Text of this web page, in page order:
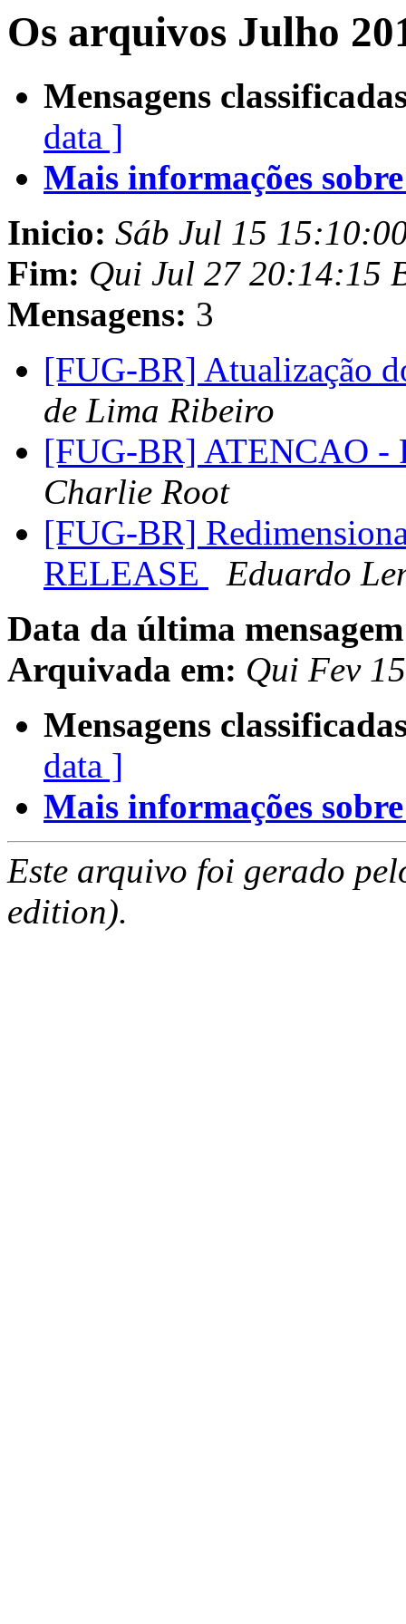
Os arquivos Julho
Mensagens
data ]
Mais informações
Inicio: Sáb Jul 15
Fim: Qui Jul 27 20:14:15
Mensagens: 3
[FUG-BR] Atualização
de Lima Ribeiro
[FUG-BR] ATENCAO -
Charlie Root
[FUG-BR]
RELEASE
Eduardo
Data da última
Arquivada em: Qui Fev
Mensagens
data ]
Mais informações
Este arquivo foi gerado
edition).